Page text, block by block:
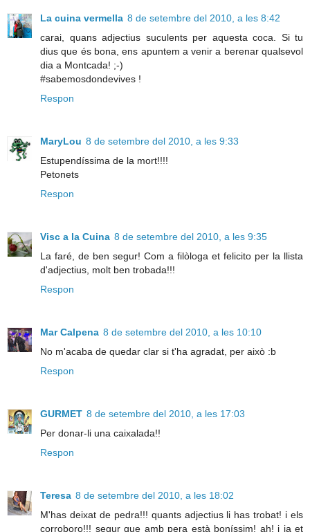
La cuina vermella 8 de setembre del 2010, a les 8:42
carai, quans adjectius suculents per aquesta coca. Si tu
dius que és bona, ens apuntem a venir a berenar qualsevol
dia a Montcada! ;-)
#sabemosdondevives !
Respon
MaryLou 8 de setembre del 2010, a les 9:33
Estupendíssima de la mort!!!!
Petonets
Respon
Visc a la Cuina 8 de setembre del 2010, a les 9:35
La faré, de ben segur! Com a filòloga et felicito per la llista
d'adjectius, molt ben trobada!!!
Respon
Mar Calpena 8 de setembre del 2010, a les 10:10
No m'acaba de quedar clar si t'ha agradat, per això :b
Respon
GURMET 8 de setembre del 2010, a les 17:03
Per donar-li una caixalada!!
Respon
Teresa 8 de setembre del 2010, a les 18:02
M'has deixat de pedra!!! quants adjectius li has trobat! i els
corroboro!!! segur que amb pera està boníssim! ah! i ja et